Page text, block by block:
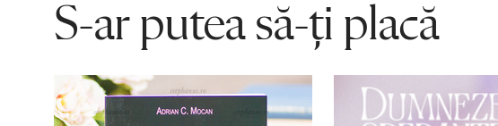
S-ar putea să-ți placă